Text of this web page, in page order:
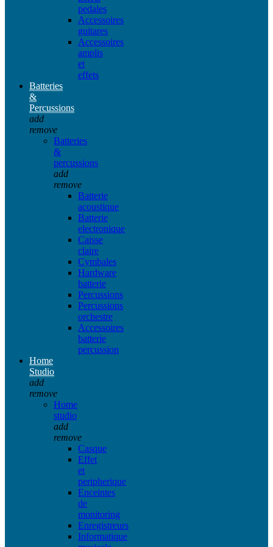
pedales
Accessoires
guitares
Accessoires
amplis
et
effets
Batteries
&
Percussions
add
remove
Batteries
&
percussions
add
remove
Batterie
acoustique
Batterie
electronique
Caisse
claire
Cymbales
Hardware
batterie
Percussions
Percussions
orchestre
Accessoires
batterie
percussion
Home
Studio
add
remove
Home
studio
add
remove
Casque
Effet
et
peripherique
Enceintes
de
monitoring
Enregistreurs
Informatique